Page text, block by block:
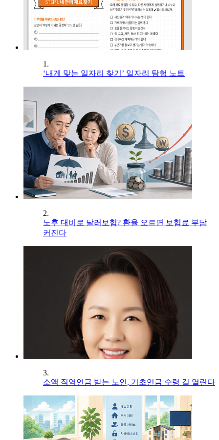
1.
‘내게 맞는 일자리 찾기’ 일자리 탐험 노트
2.
노후 대비로 달러보험? 환율 오르면 보험료 부담
커진다
3.
소액 직역연금 받는 노인, 기초연금 수령 길 열린다